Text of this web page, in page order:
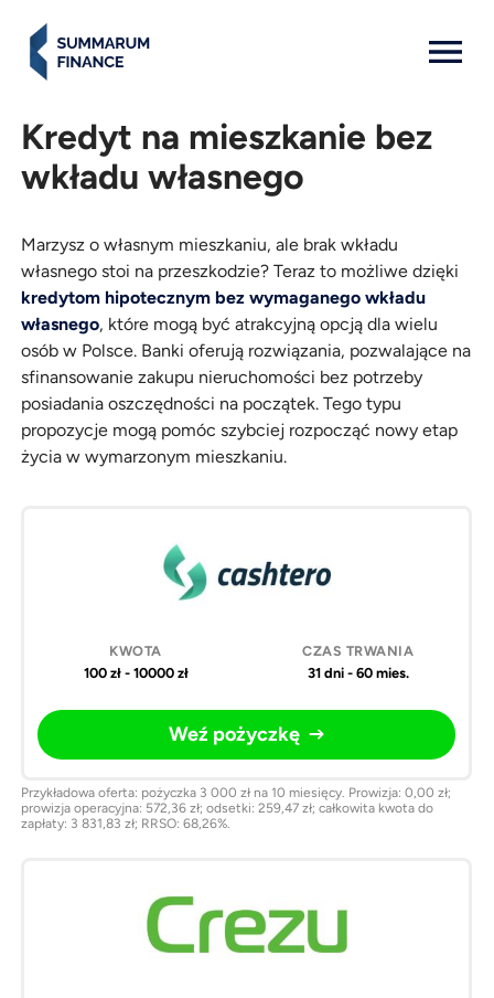
Kredyt na mieszkanie bez
wkładu własnego
Marzysz o własnym mieszkaniu, ale brak wkładu
własnego stoi na przeszkodzie? Teraz to możliwe dzięki
kredytom hipotecznym bez wymaganego wkładu
własnego, które mogą być atrakcyjną opcją dla wielu
osób w Polsce. Banki oferują rozwiązania, pozwalające na
sfinansowanie zakupu nieruchomości bez potrzeby
posiadania oszczędności na początek. Tego typu
propozycje mogą pomóc szybciej rozpocząć nowy etap
życia w wymarzonym mieszkaniu.
100 zł - 10000 zł 31 dni - 60 mies.
Weź pożyczkę
Przykładowa oferta: pożyczka 3 000 zł na 10 miesięcy. Prowizja: 0,00 zł;
prowizja operacyjna: 572,36 zł; odsetki: 259,47 zł; całkowita kwota do
zapłaty: 3 831,83 zł; RRSO: 68,26%.